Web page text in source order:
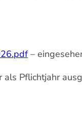
–
Pflichtjahr